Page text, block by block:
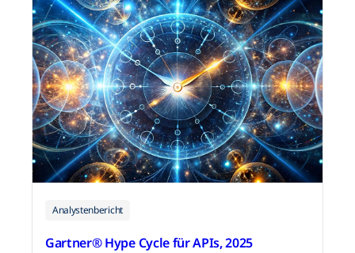
Analystenbericht
Gartner® Hype Cycle für APIs, 2025